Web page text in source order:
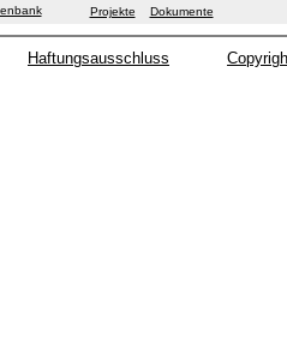
Projekte
Dokumente
Haftungsausschluss